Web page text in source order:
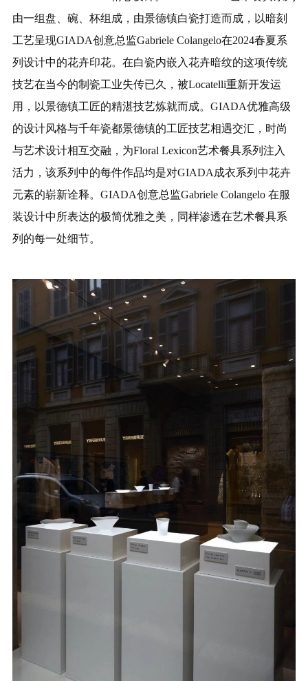
由一组盘、碗、杯组成，由景德镇白瓷打造而成，以暗刻
工艺呈现GIADA创意总监Gabriele Colangelo在2024春夏系
列设计中的花卉印花。在白瓷内嵌入花卉暗纹的这项传统
技艺在当今的制瓷工业失传已久，被Locatelli重新开发运
用，以景德镇工匠的精湛技艺炼就而成。GIADA优雅高级
的设计风格与千年瓷都景德镇的工匠技艺相遇交汇，时尚
与艺术设计相互交融，为Floral Lexicon艺术餐具系列注入
活力，该系列中的每件作品均是对GIADA成衣系列中花卉
元素的崭新诠释。GIADA创意总监Gabriele Colangelo 在服
装设计中所表达的极简优雅之美，同样渗透在艺术餐具系
列的每一处细节。